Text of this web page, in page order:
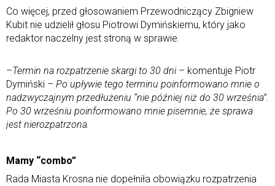
Co więcej, przed głosowaniem Przewodniczący Zbigniew
Kubit nie udzielił głosu Piotrowi Dymińskiemu, który jako
redaktor naczelny jest stroną w sprawie.
–Termin na rozpatrzenie skargi to 30 dni – komentuje Piotr
Dymiński – Po upływie tego terminu poinformowano mnie o
nadzwyczajnym przedłużeniu “nie później niż do 30 września”.
Po 30 wrześniu poinformowano mnie pisemnie, że sprawa
jest nierozpatrzona.
Mamy “combo”
Rada Miasta Krosna nie dopełniła obowiązku rozpatrzenia